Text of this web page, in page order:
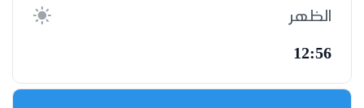
الظهر
12:56